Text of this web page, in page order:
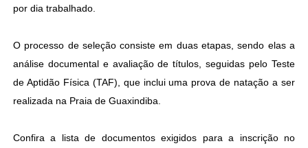
por dia trabalhado.
O processo de seleção consiste em duas etapas, sendo elas a
análise documental e avaliação de títulos, seguidas pelo Teste
de Aptidão Física (TAF), que inclui uma prova de natação a ser
realizada na Praia de Guaxindiba.
Confira a lista de documentos exigidos para a inscrição no